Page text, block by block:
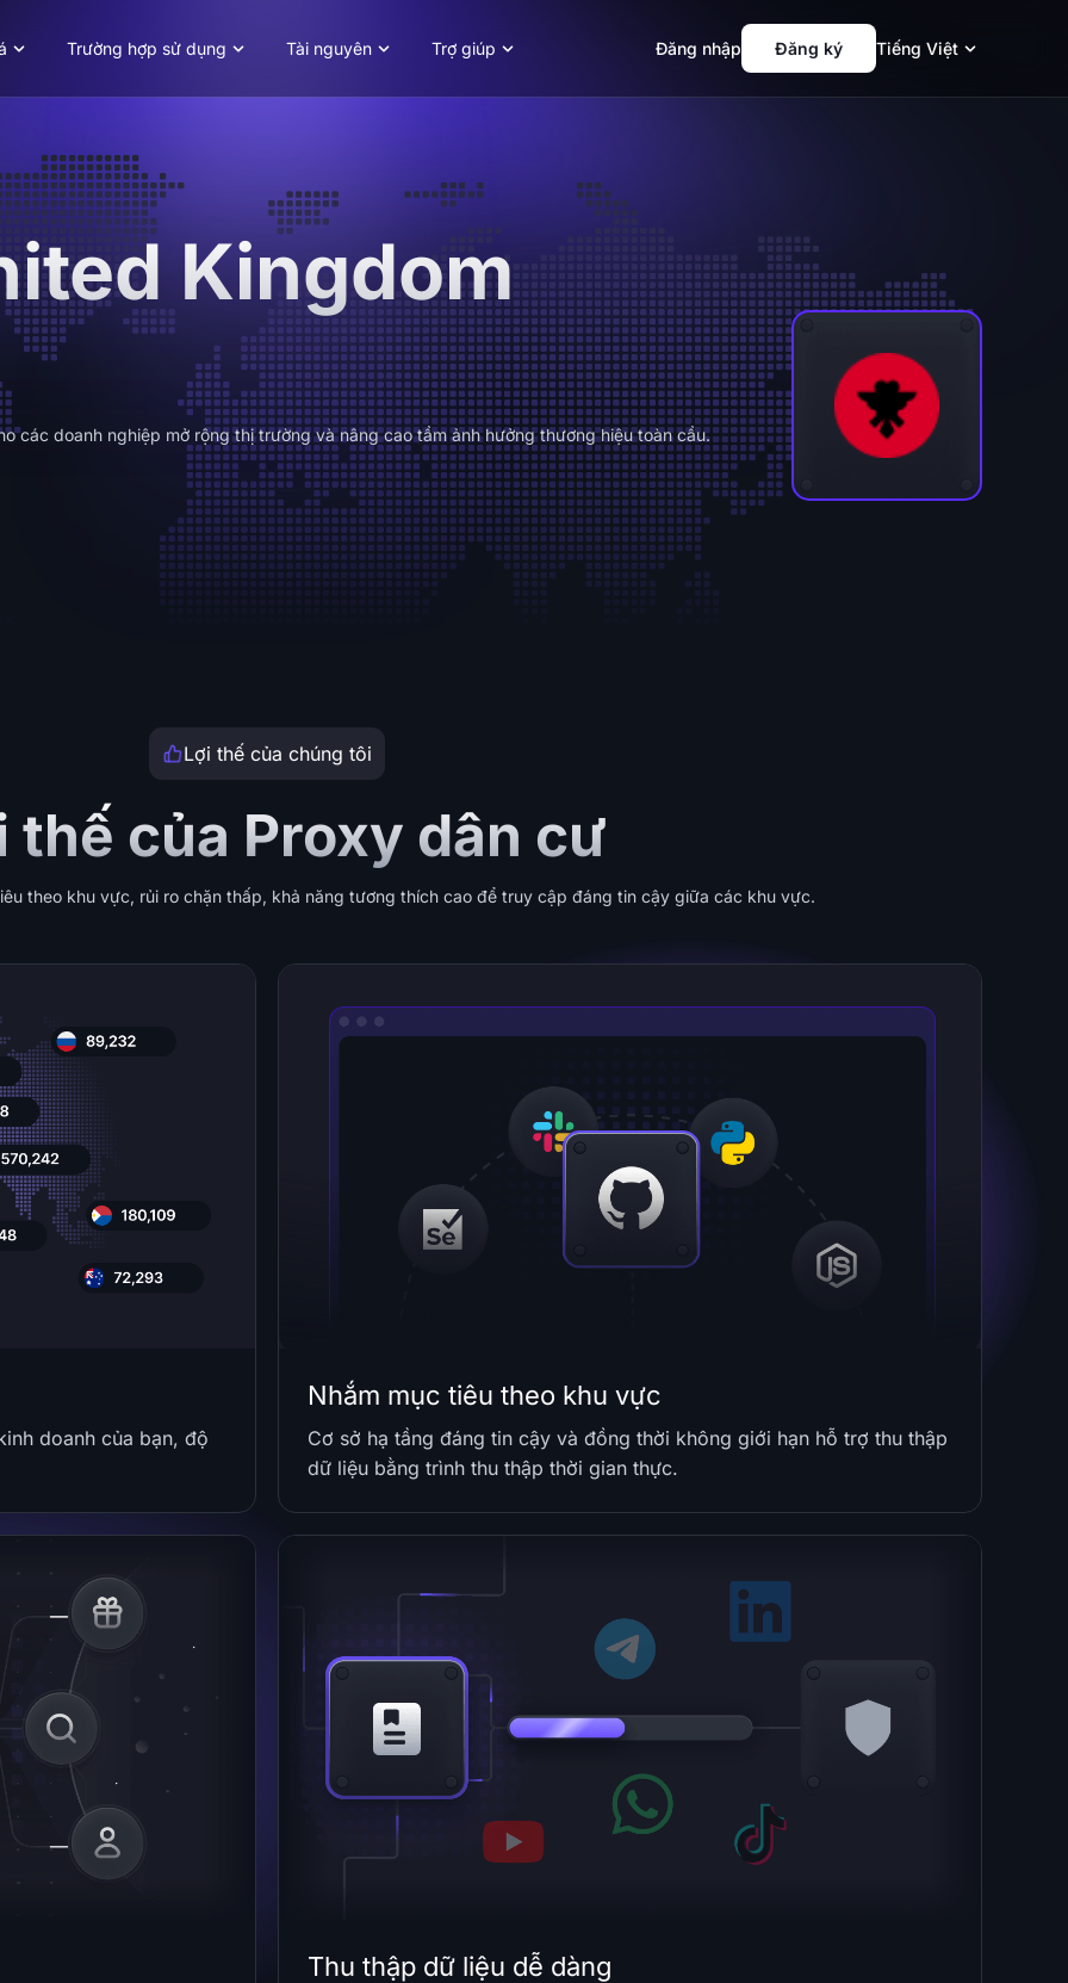
Trường hợp sử dụng Tài nguyên Trợ giúp Đăng nhập Đăng ký Tiếng Việt
Kingdom
các doanh nghiệp mở rộng thị trường và nâng cao tầm ảnh hưởng thương hiệu toàn cầu.
Lợi thế của chúng tôi
thế của Proxy dân cư
theo khu vực, rủi ro chặn thấp, khả năng tương thích cao để truy cập đáng tin cậy giữa các khu vực.
doanh của bạn, độ
Nhắm mục tiêu theo khu vực
Cơ sở hạ tầng đáng tin cậy và đồng thời không giới hạn hỗ trợ thu thập
dữ liệu bằng trình thu thập thời gian thực.
Thu thập dữ liệu dễ dàng